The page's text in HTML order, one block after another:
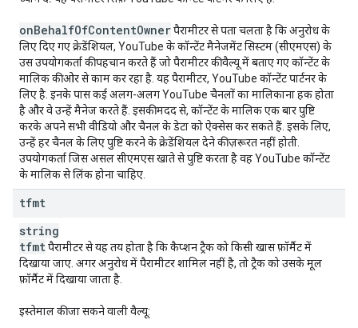
onBehalfOfContentOwnerपैरामीटर से पता चलता है कि अनुरोध के
लिए दिए गए क्रेडेंशियल, YouTube के कॉन्टेंट मैनेजमेंट सिस्टम (सीएमएस) के
उस उपयोगकर्ता की पहचान करते हैं जो पैरामीटर की वैल्यू में बताए गए कॉन्टेंट के
मालिक की ओर से काम कर रहा है. यह पैरामीटर, YouTube कॉन्टेंट पार्टनर के
लिए है. इनके पास कई अलग-अलग YouTube चैनलों का मालिकाना हक होता
है और वे उन्हें मैनेज करते हैं. इसकी मदद से, कॉन्टेंट के मालिक एक बार पुष्टि
करके अपने सभी वीडियो और चैनल के डेटा को ऐक्सेस कर सकते हैं. इसके लिए,
उन्हें हर चैनल के लिए पुष्टि करने के क्रेडेंशियल देने की ज़रूरत नहीं होती.
उपयोगकर्ता जिस असल सीएमएस खाते से पुष्टि करता है वह YouTube कॉन्टेंट
के मालिक से लिंक होना चाहिए.
tfmt
string
tfmtपैरामीटर से यह तय होता है कि कैप्शन ट्रैक को किसी खास फ़ॉर्मैट में
दिखाया जाए. अगर अनुरोध में पैरामीटर शामिल नहीं है, तो ट्रैक को उसके मूल
फ़ॉर्मैट में दिखाया जाता है.
इस्तेमाल की जा सकने वाली वैल्यू: